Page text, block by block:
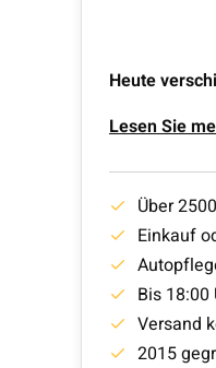
Heute
Lesen Sie
Über
Einkauf
Bis
Versand
2015